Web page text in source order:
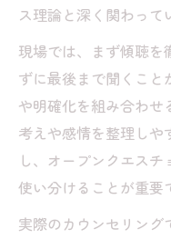
ス理論と深く関わって
現場では、まず傾聴を
ずに最後まで聞くこと
や明確化を組み合わせ
考えや感情を整理しや
し、オープンクエス
使い分けることが重要
実際のカウンセリング